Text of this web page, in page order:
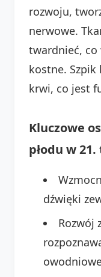
rozwoju,
nerwowe.
twardnieć,
kostne.
krwi, co jest
Kluczowe
płodu w
dźwięki
Rozwój